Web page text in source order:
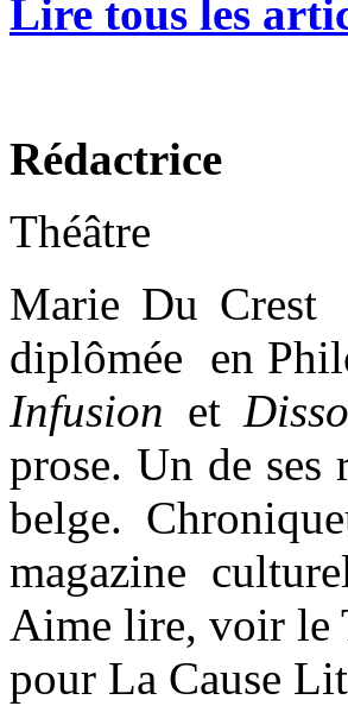
Lire tous les
Rédactrice
Théâtre
Marie Du Crest
diplômée en
Infusion et
prose. Un de ses
belge.
magazine
Aime lire, voir le
pour La Cause